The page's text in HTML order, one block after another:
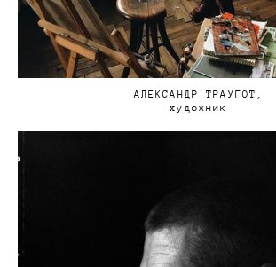
АЛЕКСАНДР ТРАУГОТ,
художник